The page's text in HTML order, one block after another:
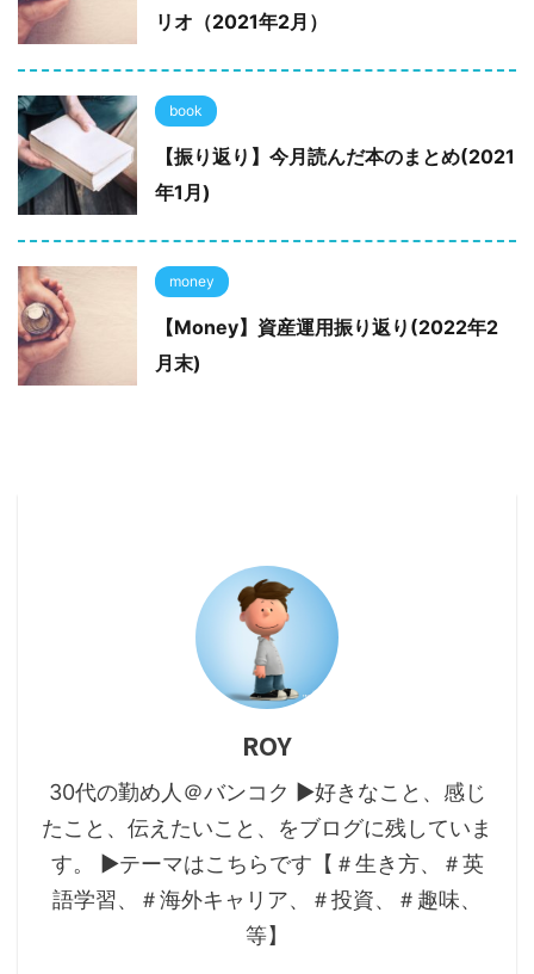
リオ（2021年2月）
book
【振り返り】今月読んだ本のまとめ(2021
年1月)
money
【Money】資産運用振り返り(2022年2
月末)
ROY
30代の勤め人＠バンコク ▶好きなこと、感じ
たこと、伝えたいこと、をブログに残していま
す。 ▶テーマはこちらです【＃生き方、＃英
語学習、＃海外キャリア、＃投資、＃趣味、
等】